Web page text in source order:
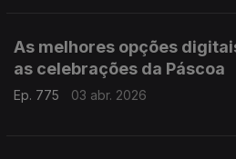
As melhores opções
as celebrações da Páscoa
Ep. 775 03 abr. 2026